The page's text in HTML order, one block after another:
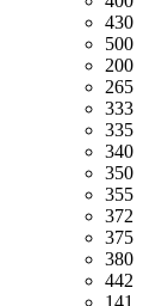
430
500
200
265
333
335
340
350
355
372
375
380
442
141